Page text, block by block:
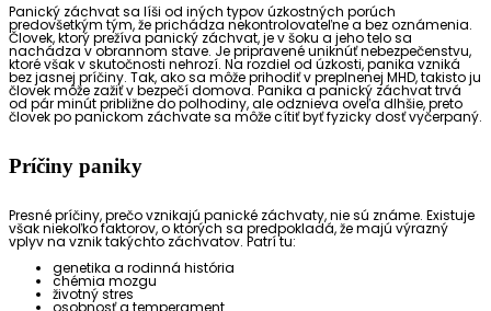
Panický záchvat sa líši od iných typov úzkostných porúch
predovšetkým tým, že prichádza nekontrolovateľne a bez oznámenia.
Človek, ktorý prežíva panický záchvat, je v šoku a jeho telo sa
nachádza v obrannom stave. Je pripravené uniknúť nebezpečenstvu,
ktoré však v skutočnosti nehrozí. Na rozdiel od úzkosti, panika vzniká
bez jasnej príčiny. Tak, ako sa môže prihodiť v preplnenej MHD, takisto ju
človek môže zažiť v bezpečí domova. Panika a panický záchvat trvá
od pár minút približne do polhodiny, ale odznieva oveľa dlhšie, preto
človek po panickom záchvate sa môže cítiť byť fyzicky dosť vyčerpaný.
Príčiny paniky
Presné príčiny, prečo vznikajú panické záchvaty, nie sú známe. Existuje
však niekoľko faktorov, o ktorých sa predpokladá, že majú výrazný
vplyv na vznik takýchto záchvatov. Patrí tu:
genetika a rodinná história
chémia mozgu
životný stres